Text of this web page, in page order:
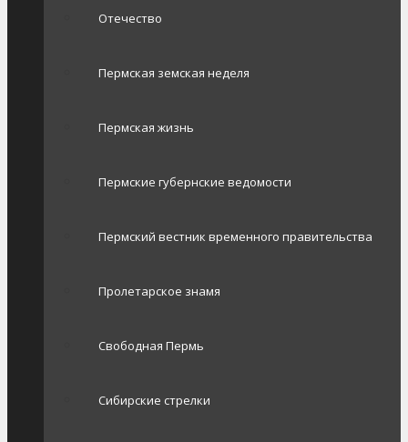
Отечество
Пермская земская неделя
Пермская жизнь
Пермские губернские ведомости
Пермский вестник временного правительства
Пролетарское знамя
Свободная Пермь
Сибирские стрелки